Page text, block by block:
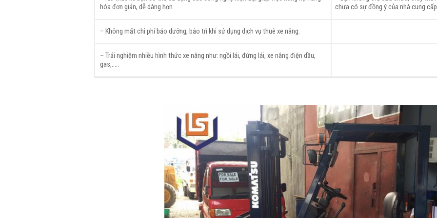
hóa đơn giản, dễ dàng hơn.
chưa có sự đồng ý của nhà cung
– Không mất chi phí bảo dưỡng, bảo trì khi sử dụng dịch vụ thuê xe nâng.
– Trải nghiệm nhiều hình thức xe nâng như: ngồi lái, đứng lái, xe nâng điện dầu,
gas,…..